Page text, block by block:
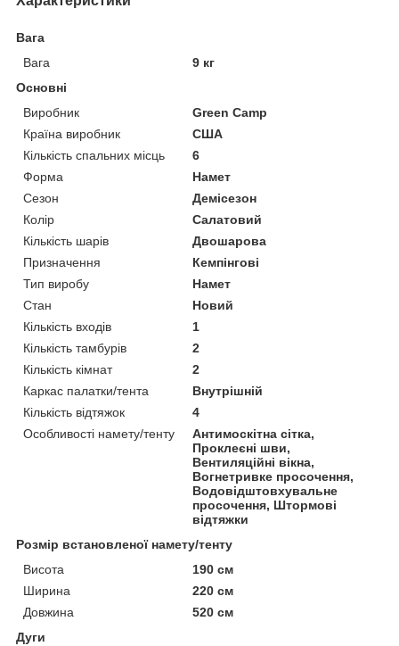
Вага
Вага
9 кг
Основні
Виробник
Green Camp
Країна виробник
США
Кількість спальних місць
6
Форма
Намет
Сезон
Демісезон
Колір
Салатовий
Кількість шарів
Двошарова
Призначення
Кемпінгові
Тип виробу
Намет
Стан
Новий
Кількість входів
1
Кількість тамбурів
2
Кількість кімнат
2
Каркас палатки/тента
Внутрішній
Кількість відтяжок
4
Особливості намету/тенту
Антимоскітна сітка,
Проклеєні шви,
Вентиляційні вікна,
Вогнетривке просочення,
Водовідштовхувальне
просочення, Штормові
відтяжки
Розмір встановленої намету/тенту
Висота
190 см
Ширина
220 см
Довжина
520 см
Дуги